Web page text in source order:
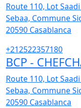
Route 110, Lot
Sebaa, Commune
20590 Casablanca
+212522357180
BCP -
Route 110, Lot
Sebaa, Commune
20590 Casablanca